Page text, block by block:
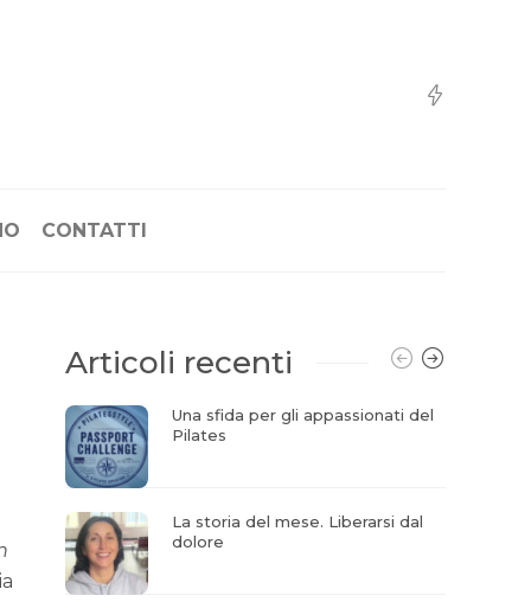
CONTATTI
Articoli recenti
Una sfida per gli appassionati del
Pilates
La storia del mese. Liberarsi dal
dolore